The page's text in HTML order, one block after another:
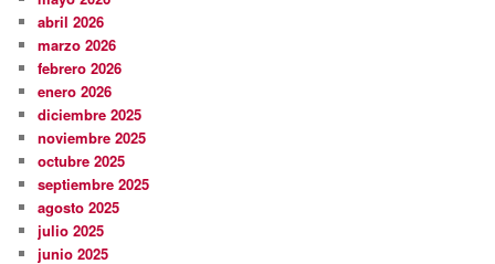
abril 2026
marzo 2026
febrero 2026
enero 2026
diciembre 2025
noviembre 2025
octubre 2025
septiembre 2025
agosto 2025
julio 2025
junio 2025